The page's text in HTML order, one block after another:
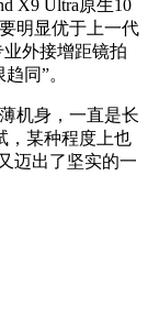
X9 Ultra原生10
明显优于上一代
外接增距镜拍
同”。
机身，一直是长
，某种程度上也
迈出了坚实的一